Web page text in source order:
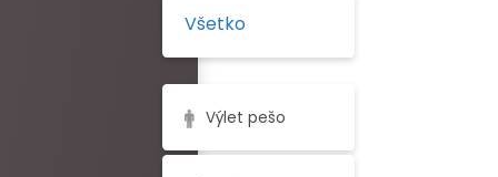
Všetko
Výlet pešo